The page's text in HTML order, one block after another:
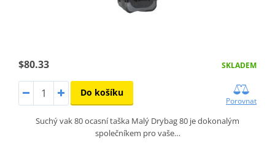
$80.33 SKLADEM
Do košíku
Porovnat
Suchý vak 80 ocasní taška Malý Drybag 80 je dokonalým
společníkem pro vaše…